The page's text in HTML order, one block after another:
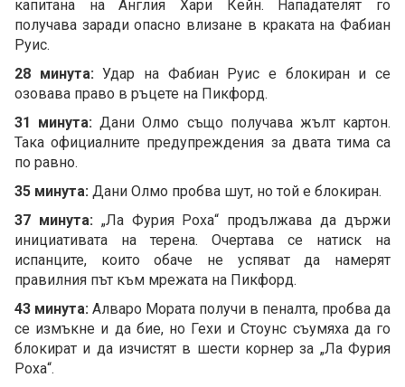
капитана на Англия Хари Кейн. Нападателят го
получава заради опасно влизане в краката на Фабиан
Руис.
28 минута:Удар на Фабиан Руис е блокиран и се
озовава право в ръцете на Пикфорд.
31 минута: Дани Олмо също получава жълт картон.
Така официалните предупреждения за двата тима са
по равно.
35 минута: Дани Олмо пробва шут, но той е блокиран.
37 минута:„Ла Фурия Роха“ продължава да държи
инициативата на терена. Очертава се натиск на
испанците, които обаче не успяват да намерят
правилния път към мрежата на Пикфорд.
43 минута: Алваро Мората получи в пеналта, пробва да
се измъкне и да бие, но Гехи и Стоунс съумяха да го
блокират и да изчистят в шести корнер за „Ла Фурия
Роха“.